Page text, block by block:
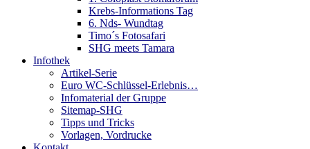
Krebs-Informations Tag
6. Nds- Wundtag
Timo´s Fotosafari
SHG meets Tamara
Infothek
Artikel-Serie
Euro WC-Schlüssel-Erlebnis…
Infomaterial der Gruppe
Sitemap-SHG
Tipps und Tricks
Vorlagen, Vordrucke